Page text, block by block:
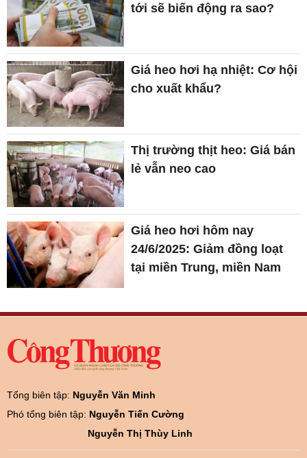
tới sẽ biến động ra sao?
Giá heo hơi hạ nhiệt: Cơ hội
cho xuất khẩu?
Thị trường thịt heo: Giá bán
lẻ vẫn neo cao
Giá heo hơi hôm nay
24/6/2025: Giảm đồng loạt
tại miền Trung, miền Nam
Tổng biên tập: Nguyễn Văn Minh
Phó tổng biên tập: Nguyễn Tiến Cường
Nguyễn Thị Thùy Linh